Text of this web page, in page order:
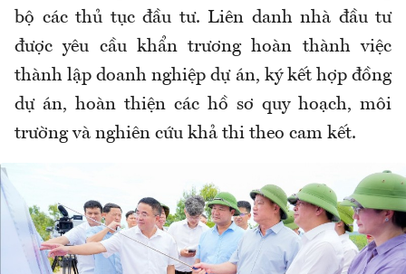
bộ các thủ tục đầu tư. Liên danh nhà đầu tư
được yêu cầu khẩn trương hoàn thành việc
thành lập doanh nghiệp dự án, ký kết hợp đồng
dự án, hoàn thiện các hồ sơ quy hoạch, môi
trường và nghiên cứu khả thi theo cam kết.